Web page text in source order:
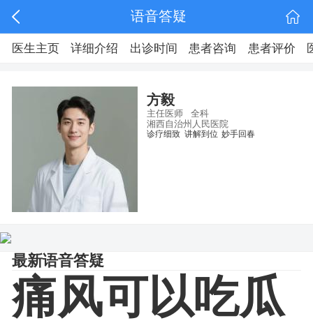
语音答疑
医生主页 详细介绍 出诊时间 患者咨询 患者评价
方毅
主任医师
全科
湘西自治州人民医院
诊疗细致 讲解到位 妙手回春
最新语音答疑
痛风可以吃瓜